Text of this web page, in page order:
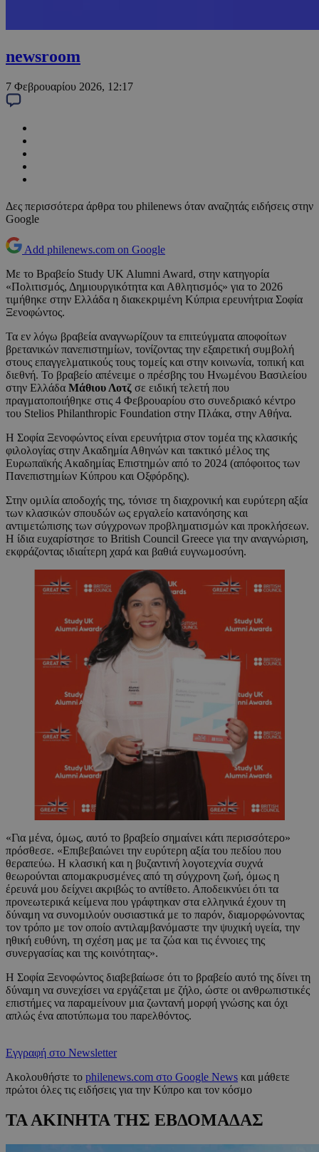
newsroom
7 Φεβρουαρίου 2026, 12:17
Δες περισσότερα άρθρα του philenews όταν αναζητάς ειδήσεις στην
Google
Add philenews.com on Google
Με το Βραβείο Study UK Alumni Award, στην κατηγορία
«Πολιτισμός, Δημιουργικότητα και Αθλητισμός» για το 2026
τιμήθηκε στην Ελλάδα η διακεκριμένη Κύπρια ερευνήτρια Σοφία
Ξενοφώντος.
Τα εν λόγω βραβεία αναγνωρίζουν τα επιτεύγματα αποφοίτων
βρετανικών πανεπιστημίων, τονίζοντας την εξαιρετική συμβολή
στους επαγγελματικούς τους τομείς και στην κοινωνία, τοπική και
διεθνή. Το βραβείο απένειμε ο πρέσβης του Ηνωμένου Βασιλείου
στην Ελλάδα Μάθιου Λοτζ σε ειδική τελετή που
πραγματοποιήθηκε στις 4 Φεβρουαρίου στο συνεδριακό κέντρο
του Stelios Philanthropic Foundation στην Πλάκα, στην Αθήνα.
Η Σοφία Ξενοφώντος είναι ερευνήτρια στον τομέα της κλασικής
φιλολογίας στην Ακαδημία Αθηνών και τακτικό μέλος της
Ευρωπαϊκής Ακαδημίας Επιστημών από το 2024 (απόφοιτος των
Πανεπιστημίων Κύπρου και Οξφόρδης).
Στην ομιλία αποδοχής της, τόνισε τη διαχρονική και ευρύτερη αξία
των κλασικών σπουδών ως εργαλείο κατανόησης και
αντιμετώπισης των σύγχρονων προβληματισμών και προκλήσεων.
Η ίδια ευχαρίστησε το British Council Greece για την αναγνώριση,
εκφράζοντας ιδιαίτερη χαρά και βαθιά ευγνωμοσύνη.
«Για μένα, όμως, αυτό το βραβείο σημαίνει κάτι περισσότερο»
πρόσθεσε. «Επιβεβαιώνει την ευρύτερη αξία του πεδίου που
θεραπεύω. Η κλασική και η βυζαντινή λογοτεχνία συχνά
θεωρούνται απομακρυσμένες από τη σύγχρονη ζωή, όμως η
έρευνά μου δείχνει ακριβώς το αντίθετο. Αποδεικνύει ότι τα
προνεωτερικά κείμενα που γράφτηκαν στα ελληνικά έχουν τη
δύναμη να συνομιλούν ουσιαστικά με το παρόν, διαμορφώνοντας
τον τρόπο με τον οποίο αντιλαμβανόμαστε την ψυχική υγεία, την
ηθική ευθύνη, τη σχέση μας με τα ζώα και τις έννοιες της
συνεργασίας και της κοινότητας».
Η Σοφία Ξενοφώντος διαβεβαίωσε ότι το βραβείο αυτό της δίνει τη
δύναμη να συνεχίσει να εργάζεται με ζήλο, ώστε οι ανθρωπιστικές
επιστήμες να παραμείνουν μια ζωντανή μορφή γνώσης και όχι
απλώς ένα αποτύπωμα του παρελθόντος.
Εγγραφή στο Newsletter
Ακολουθήστε το philenews.com στο Google News και μάθετε
πρώτοι όλες τις ειδήσεις για την Κύπρο και τον κόσμο
ΤΑ ΑΚΙΝΗΤΑ ΤΗΣ ΕΒΔΟΜΑΔΑΣ